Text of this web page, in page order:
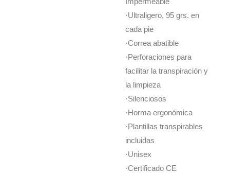
·Ultraligero, 95 grs. en
cada pie
·Correa abatible
·Perforaciones para
facilitar la transpiración y
la limpieza
·Silenciosos
·Horma ergonómica
·Plantillas transpirables
incluidas
·Unisex
·Certificado CE